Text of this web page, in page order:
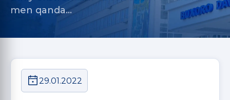
men qanda…
29.01.2022